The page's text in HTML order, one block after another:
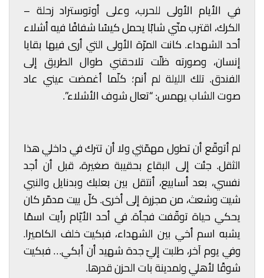
في الأيام الأولى للحرب، وعلى أوتوستراد زحلة –
الكرك، اقترب منّي شابًا يحمل كيسًا شفافًا فيه أشلاء
أحد الشهداء. كانت المرّة الأولى التي أرى فيها بقايا
إنسان، وصورته ظلّت تلاحقني طوال الطريق إلى
الفندق. تلك الليلة لم أنم؛ كلّما أغمضت عيني عاد
صوت الشاب يهمس: “تعال شوف الأشلاء”.
لم أتوقّع أن تطول مهمّتي ولا أن تترك في داخلي هذا
الثقل. جئت إلى البقاع بحقيبة صغيرة، قبل أن أجد
نفسي، بعد أسابيع، أنتقل بين بعلبك وبدنايل والنبي
شيت وشعث، من مجزرة إلى أخرى. كلّ بيت مدمّر كان
يحكي حياة توقّفت فجأة. في أحد الأيّام رأيت اسمًا
يشبه اسم أخي بين الشهداء، فبكيت خلف الكاميرا.
وفي يوم آخر، طلبت إليّ جدة شهيد أن أبكي… فبكيت
شوقًا لأهلي ولمدينة بات الحزن قدرها.